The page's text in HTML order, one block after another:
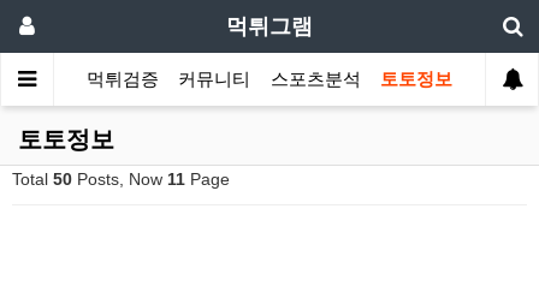
먹튀그램
먹튀검증 커뮤니티 스포츠분석 토토정보
토토정보
Total 50 Posts, Now 11 Page